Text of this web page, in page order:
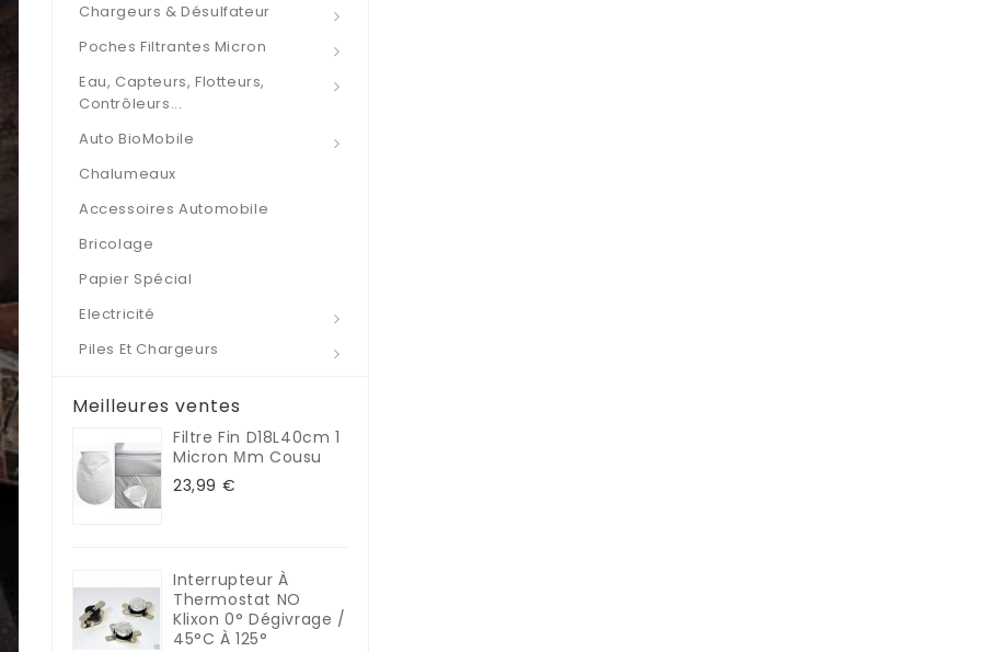
Chargeurs & Désulfateur
Poches Filtrantes Micron
Eau, Capteurs, Flotteurs,
Contrôleurs...
Auto BioMobile
Chalumeaux
Accessoires Automobile
Bricolage
Papier Spécial
Electricité
Piles Et Chargeurs
Meilleures ventes
Filtre Fin D18L40cm 1
Micron Μm Cousu
23,99 €
Interrupteur À
Thermostat NO
Klixon 0° Dégivrage /
45°C À 125°